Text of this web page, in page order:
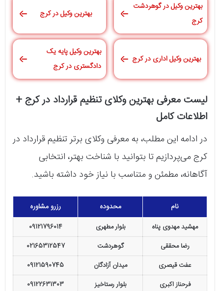
بهترین وکیل در گوهردشت
کرج
بهترین وکیل در کرج
بهترین وکیل اداری در کرج
بهترین وکیل پایه یک
دادگستری در کرج
لیست معرفی بهترین وکلای تنظیم قرارداد در کرج +
اطلاعات کامل
در ادامه این مطلب، به معرفی وکلای برتر تنظیم قرارداد در
کرج می‌پردازیم تا بتوانید با شناخت بهتر، انتخابی
آگاهانه، مطمئن و متناسب با نیاز خود داشته باشید.
نام محدوده رزرو مشاوره
مهشید مهدوی پناه بلوار مطهری
09121796014
رضا محققی
گوهردشت
02165312547
عفت قیصری
میدان آزادگان
09121590745
فرحناز اکبری
بلوار رستاخیز
09122631303